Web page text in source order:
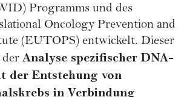
Programms und des
Oncology Prevention and
(EUTOPS) entwickelt. Dieser
der Analyse spezifischer DNA-
der Entstehung von
in Verbindung